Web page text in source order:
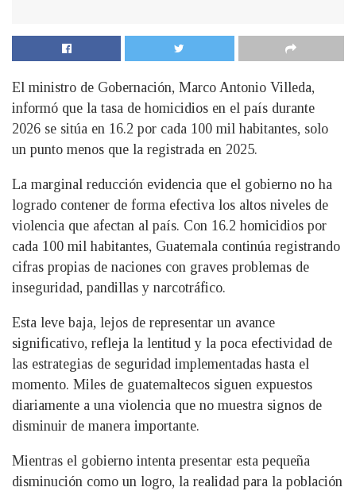
El ministro de Gobernación, Marco Antonio Villeda,
informó que la tasa de homicidios en el país durante
2026 se sitúa en 16.2 por cada 100 mil habitantes, solo
un punto menos que la registrada en 2025.
La marginal reducción evidencia que el gobierno no ha
logrado contener de forma efectiva los altos niveles de
violencia que afectan al país. Con 16.2 homicidios por
cada 100 mil habitantes, Guatemala continúa registrando
cifras propias de naciones con graves problemas de
inseguridad, pandillas y narcotráfico.
Esta leve baja, lejos de representar un avance
significativo, refleja la lentitud y la poca efectividad de
las estrategias de seguridad implementadas hasta el
momento. Miles de guatemaltecos siguen expuestos
diariamente a una violencia que no muestra signos de
disminuir de manera importante.
Mientras el gobierno intenta presentar esta pequeña
disminución como un logro, la realidad para la población